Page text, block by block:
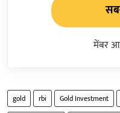
मेंबर
gold rbi Gold Investment